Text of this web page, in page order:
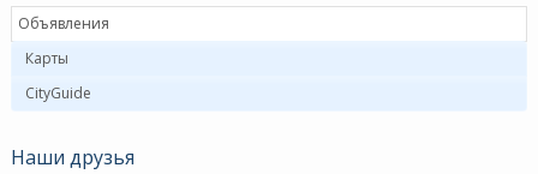
Объявления
Карты
CityGuide
Наши друзья